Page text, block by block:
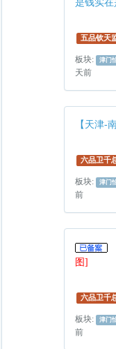
是钱实在
五品钦天
板块: 津门
天前
【天津-
六品卫千
板块: 津门
前
图]
六品卫千
板块: 津门
前